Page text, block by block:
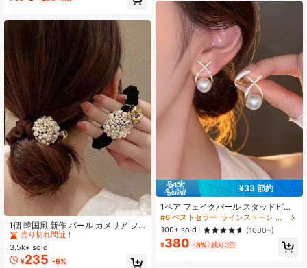
1個 韓国風 新作 パール カメリア フ
ラワー ヘアスクランチー、エレガン
トなヘアタイ、バンアクセサリー用
ヘアロープ
装飾ヘアタイ 女性のヘアアクセサリー
売り切れ間近！
#5 ベストセラー
売り切れ間近！
#5 ベストセラー
売り切れ間近！
#5 ベストセラー
装飾ヘアタイ 女性のヘアアクセサリー
3.5k+ sold
¥235 -6%
¥33 節約
1ペア フェイクパール スタッドピア
ス ハートXデザイン、ブライダルま
たは結婚式のゲストへのギフトとし
て適したエレガントなバレンタイン
デーアクセサリー
#6 ベストセラー
ラインストーン ファッションジュエリー
100+ sold
(1000+)
¥380 -8% 残り3日